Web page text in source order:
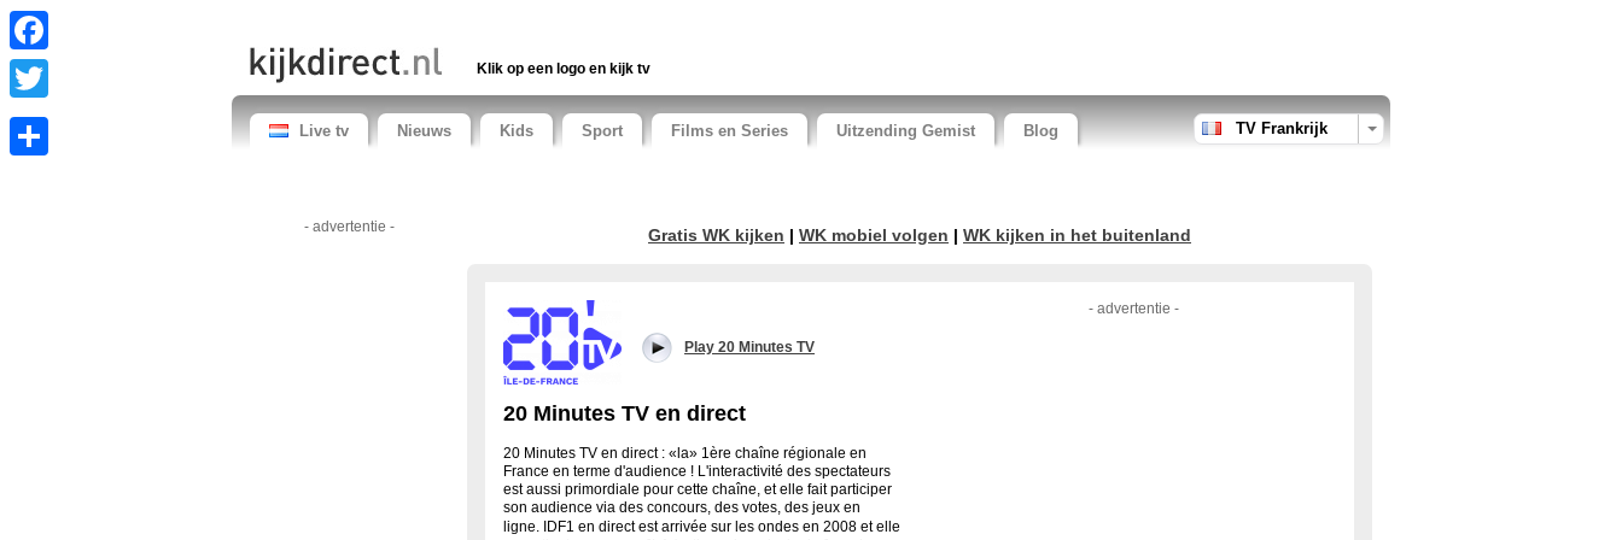
Facebook
Twitter
Klik op een logo en kijk tv
Live tv Nieuws Kids Sport Films en Series Uitzending Gemist Blog TV Frankrijk
- advertentie - Gratis WK kijken | WK mobiel volgen | WK kijken in het buitenland
- advertentie -
Play 20 Minutes TV
20 Minutes TV en direct
20 Minutes TV en direct : «la» 1ère chaîne régionale en
France en terme d'audience ! L'interactivité des spectateurs
est aussi primordiale pour cette chaîne, et elle fait participer
son audience via des concours, des votes, des jeux en
ligne. IDF1 en direct est arrivée sur les ondes en 2008 et elle